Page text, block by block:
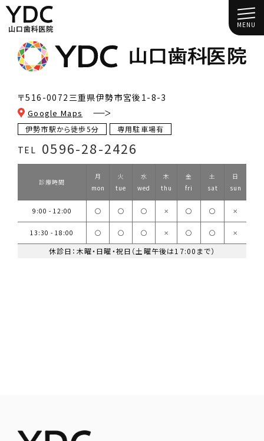
MENU
〒516-0072 三重県伊勢市宮後1-8-3
Google Maps
伊勢市駅から徒歩5分 専用駐車場有
TEL 0596-28-2426
診療時間
月
mon
火
tue
水
wed
木
thu
金
fri
土
sat
日
sun
9:00 - 12:00 ◯ ◯ ◯ ✕ ◯ ◯ ✕
13:30 - 18:00 ◯ ◯ ◯ ✕ ◯ ◯ ✕
休診日：木曜・日曜・祝日（土曜午後は17:00まで）